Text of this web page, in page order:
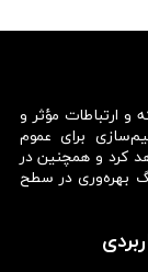
و ارتباطات مؤثر و
برای عموم
کرد و همچنین در
بهره‌وری در سطح